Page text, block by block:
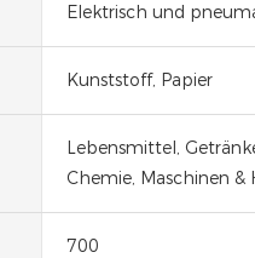
Elektrisch und
Kunststoff, Papier
Lebensmittel,
Chemie, Maschinen &
700